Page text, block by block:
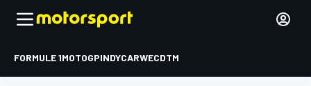
FORMULE 1MOTOGPINDYCARWECDTM